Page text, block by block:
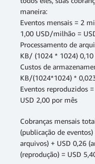
maneira:
Eventos mensais = 2
1,00 USD/milhão =
Processamento de
KB/ (1024 * 1024)
Custos de
KB/(1024*1024) *
Eventos reproduzidos
USD 2,00 por mês
Cobranças mensais
(publicação de
arquivos) + USD 0,26
(reprodução) = USD